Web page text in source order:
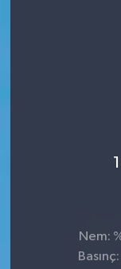
Nem: